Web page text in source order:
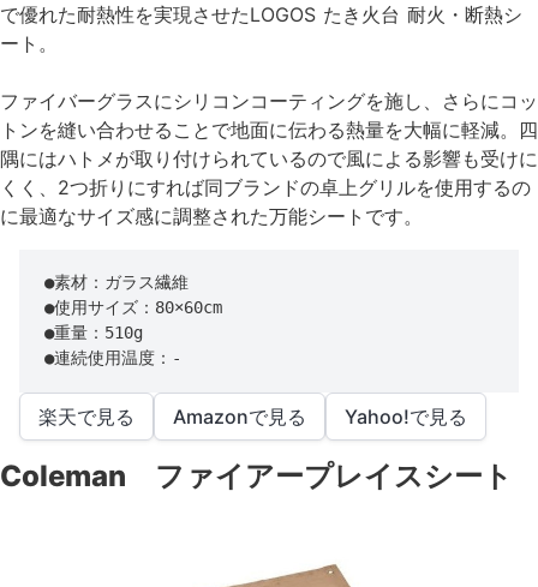
で優れた耐熱性を実現させたLOGOS たき火台 耐火・断熱シ
ート。
ファイバーグラスにシリコンコーティングを施し、さらにコッ
トンを縫い合わせることで地面に伝わる熱量を大幅に軽減。四
隅にはハトメが取り付けられているので風による影響も受けに
くく、2つ折りにすれば同ブランドの卓上グリルを使用するの
に最適なサイズ感に調整された万能シートです。
●素材：ガラス繊維
●使用サイズ：80×60cm
●重量：510g
●連続使用温度：-
楽天で見る Amazonで見る Yahoo!で見る
Coleman ファイアープレイスシート